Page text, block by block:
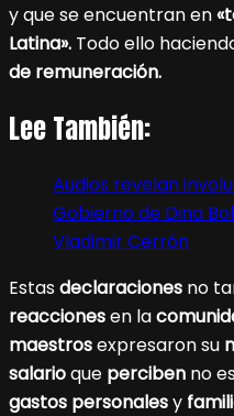
y que se encuentran en
Latina». Todo ello
de remuneración.
Lee También:
Audios revelan
Gobierno de Dina
Vladimir Cerrón
Estasdeclaraciones no
reaccionesen la
maestrosexpresaron su
salarioque perciben no
gastos personalesy